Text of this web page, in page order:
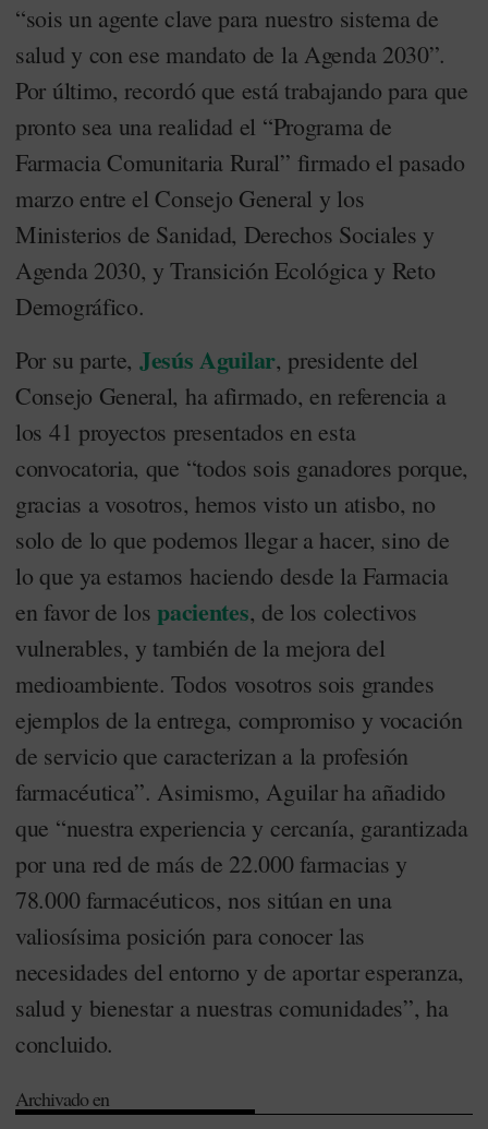
“sois un agente clave para nuestro sistema de
salud y con ese mandato de la Agenda 2030”.
Por último, recordó que está trabajando para que
pronto sea una realidad el “Programa de
Farmacia Comunitaria Rural” firmado el pasado
marzo entre el Consejo General y los
Ministerios de Sanidad, Derechos Sociales y
Agenda 2030, y Transición Ecológica y Reto
Demográfico.
Por su parte, Jesús Aguilar, presidente del
Consejo General, ha afirmado, en referencia a
los 41 proyectos presentados en esta
convocatoria, que “todos sois ganadores porque,
gracias a vosotros, hemos visto un atisbo, no
solo de lo que podemos llegar a hacer, sino de
lo que ya estamos haciendo desde la Farmacia
en favor de lospacientes, de los colectivos
vulnerables, y también de la mejora del
medioambiente. Todos vosotros sois grandes
ejemplos de la entrega, compromiso y vocación
de servicio que caracterizan a la profesión
farmacéutica”. Asimismo, Aguilar ha añadido
que “nuestra experiencia y cercanía, garantizada
por una red de más de 22.000 farmacias y
78.000 farmacéuticos, nos sitúan en una
valiosísima posición para conocer las
necesidades del entorno y de aportar esperanza,
salud y bienestar a nuestras comunidades”, ha
concluido.
Archivado en